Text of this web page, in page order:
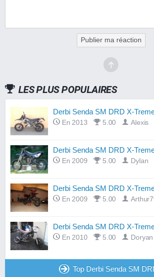
Publier ma réaction
LES PLUS POPULAIRES
Derbi Senda SM DRD X-
En 2013 5.00 Alexis
Derbi Senda SM DRD X-
En 2009 5.00 Dylan
Derbi Senda SM DRD X-
En 2009 5.00
Derbi Senda SM DRD X-
En 2010 5.00 Doryan
Top Derbi Senda SM